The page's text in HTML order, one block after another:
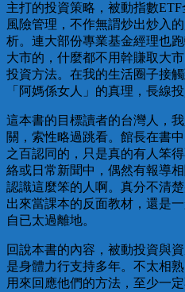
主打的投資策略，被動指數
風險管理，不作無謂炒出炒入
析。連大部份專業基金經理也
大市的，什麼都不用幹賺取大
投資方法。在我的生活圈子接
「阿媽係女人」的真理，長線
這本書的目標讀者的台灣人，
關，索性略過跳看。館長在書
之百認同的，只是真的有人笨
絡或日常新聞中，偶然有報導
認識這麼笨的人啊。真分不清
出來當課本的反面教材，還是
自已太過離地。
回說本書的內容，被動投資與
是身體力行支持多年。不太相
用來回應他們的方法，至少一